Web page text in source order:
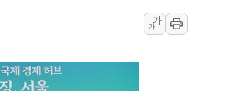
[속보] 민주, 제주 경선 결과 발표...김
이번주 국내 주요 금융일정(8.10~8.14)
美, 이란전 출구전략 만지작…공습 한계
강릉·동해·삼척 시간당 최대 50㎜ 폭우
폐기물 수거하다 참변…60대 환경미화
가
가